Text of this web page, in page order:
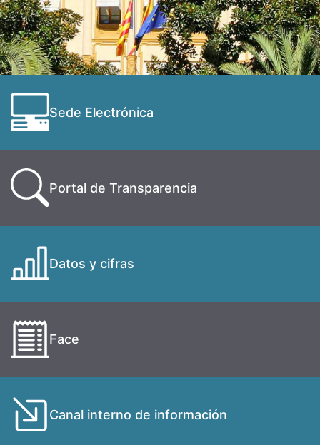
Sede Electrónica
Portal de Transparencia
Datos y cifras
Face
Canal interno de información